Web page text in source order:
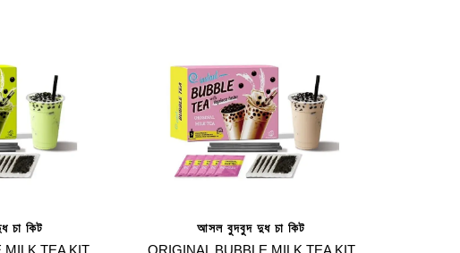
চা কিট
MILK TEA KIT
আসল বুদবুদ দুধ চা কিট
ORIGINAL BUBBLE MILK TEA KIT